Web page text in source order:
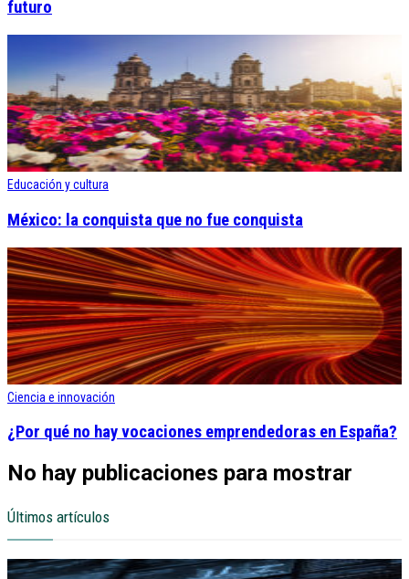
futuro
Educación y cultura
México: la conquista que no fue conquista
Ciencia e innovación
¿Por qué no hay vocaciones emprendedoras en España?
No hay publicaciones para mostrar
Últimos artículos